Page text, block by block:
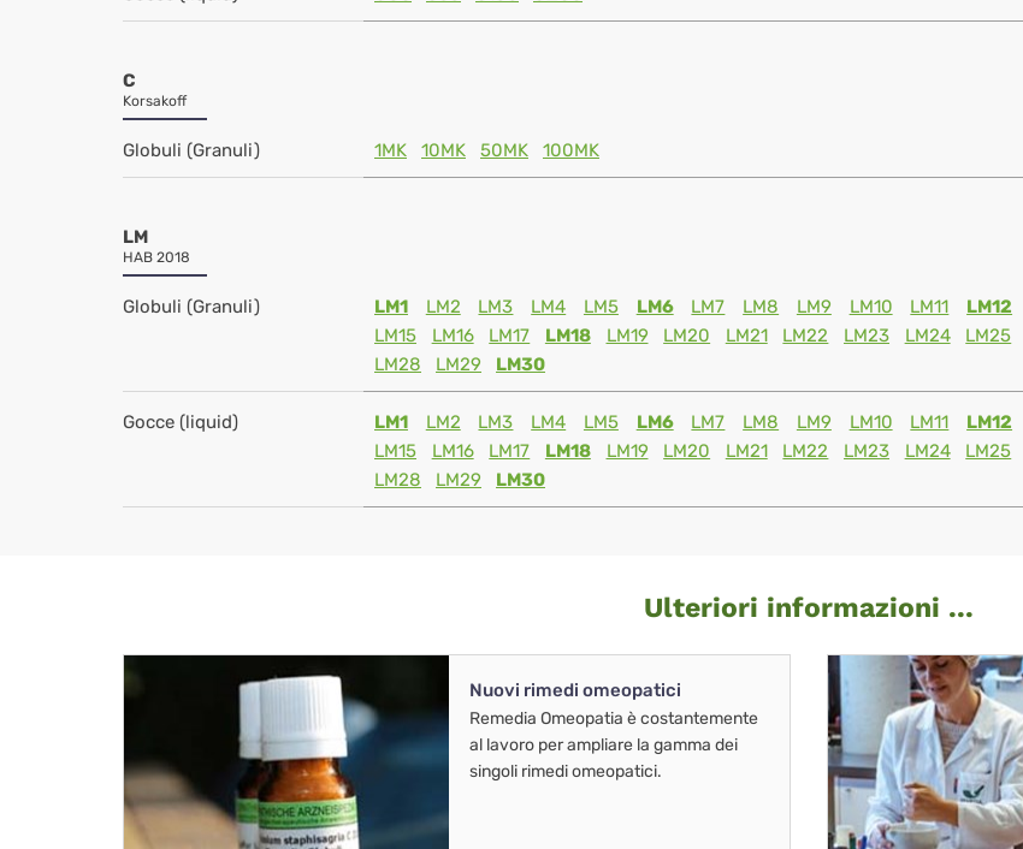
C
Korsakoff
Globuli (Granuli) 1MK 10MK 50MK 100MK
LM
HAB 2018
Globuli (Granuli) LM1 LM2 LM3 LM4 LM5 LM6 LM7 LM8 LM9 LM10 LM11 LM12
LM15
LM16 LM17 LM18 LM19 LM20 LM21 LM22 LM23 LM24 LM25
LM28
LM29 LM30
Gocce (liquid) LM1 LM2 LM3 LM4 LM5 LM6 LM7 LM8 LM9 LM10 LM11 LM12
LM15
LM16 LM17 LM18 LM19 LM20 LM21 LM22 LM23 LM24 LM25
LM28
LM29 LM30
Ulteriori informazioni ...
Nuovi rimedi omeopatici
Remedia Omeopatia è costantemente
al lavoro per ampliare la gamma dei
singoli rimedi omeopatici.